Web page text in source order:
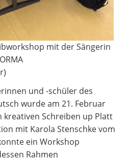
mit der Sängerin
und -schüler des
wurde am 21. Februar
kreativen Schreiben up Platt
mit Karola Stenschke vom
ein Workshop
Rahmen